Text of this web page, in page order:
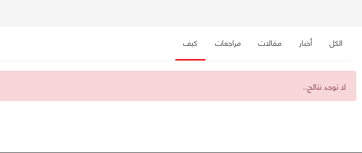
الكل أخبار مقالات مراجعات كيف
لا توجد نتائج...